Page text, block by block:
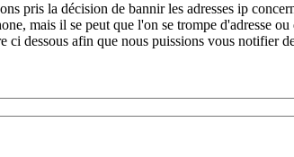
pris la décision de bannir les adresses ip
mais il se peut que l'on se trompe d'adresse
dessous afin que nous puissions vous notifier